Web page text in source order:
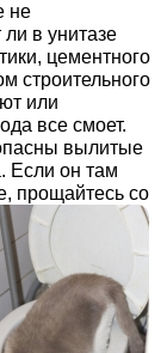
не
ли в унитазе
цементного
строительного
или
все смоет.
вылитые
Если он там
прощайтесь со